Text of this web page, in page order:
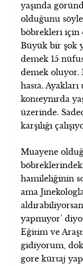
yaşında
olduğunu
böbrekleri için
Büyük bir şok
demek 15
demek oluyor.
hasta.
konteynırda
üzerinde.
karşılığı
Muayene
hamileliğinin
ama
yapmıyor’
Eğitim ve
gidiyorum,
gore kürtaj